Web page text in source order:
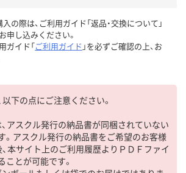
入の際は、ご利用ガイド「返品・交換について」
申し込みください。
ガイド「ご利用ガイド 」を必ずご確認の上、お
以下の点にご注意ください。
、アスクル発行の納品書が同梱されていない
。アスクル発行の納品書をご希望のお客様
、本サイト上のご利用履歴よりＰＤＦファイ
ことが可能です。